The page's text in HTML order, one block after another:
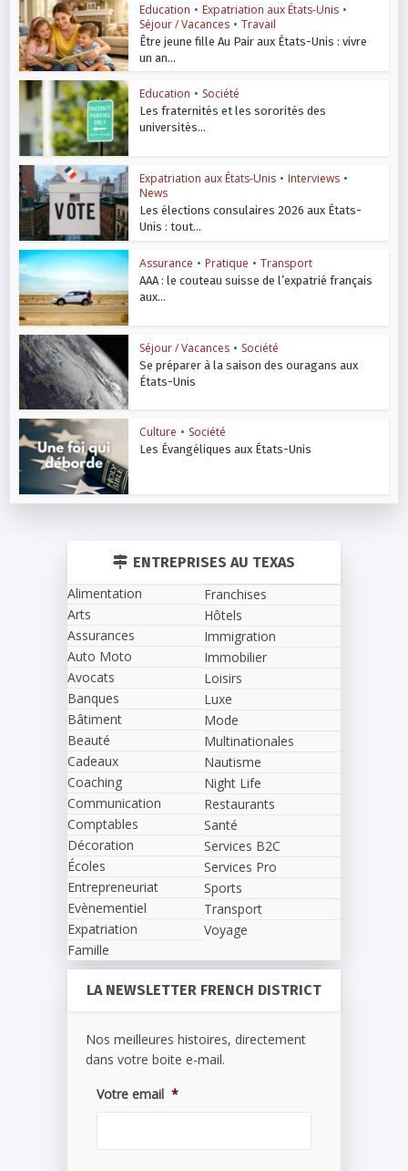
Education • Expatriation aux États-Unis •
Séjour / Vacances • Travail
Être jeune fille Au Pair aux États-Unis : vivre
un an...
Education • Société
Les fraternités et les sororités des
universités...
Expatriation aux États-Unis • Interviews •
News
Les élections consulaires 2026 aux États-
Unis : tout...
Assurance • Pratique • Transport
AAA : le couteau suisse de l’expatrié français
aux...
Séjour / Vacances • Société
Se préparer à la saison des ouragans aux
États-Unis
Culture • Société
Les Évangéliques aux États-Unis
ENTREPRISES AU TEXAS
Alimentation
Arts
Assurances
Auto Moto
Avocats
Banques
Bâtiment
Beauté
Cadeaux
Coaching
Communication
Comptables
Décoration
Écoles
Entrepreneuriat
Evènementiel
Expatriation
Famille
Franchises
Hôtels
Immigration
Immobilier
Loisirs
Luxe
Mode
Multinationales
Nautisme
Night Life
Restaurants
Santé
Services B2C
Services Pro
Sports
Transport
Voyage
LA NEWSLETTER FRENCH DISTRICT
Nos meilleures histoires, directement
dans votre boite e-mail.
Votre email *